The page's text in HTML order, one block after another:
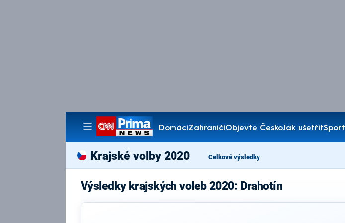
DomácíZahraničíObjevte ČeskoJak ušetřitSport
Pořady
Krajské volby 2020 Celkové výsledky
Výsledky krajských voleb 2020: Drahotín